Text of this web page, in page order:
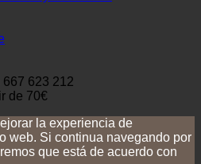
623 212
de 70€
la experiencia de
web. Si continua navegando por
que está de acuerdo con